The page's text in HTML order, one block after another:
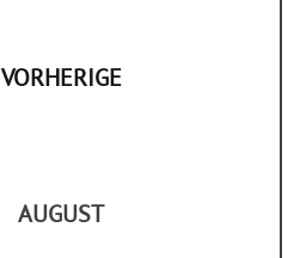
VORHERIGE
AUGUST